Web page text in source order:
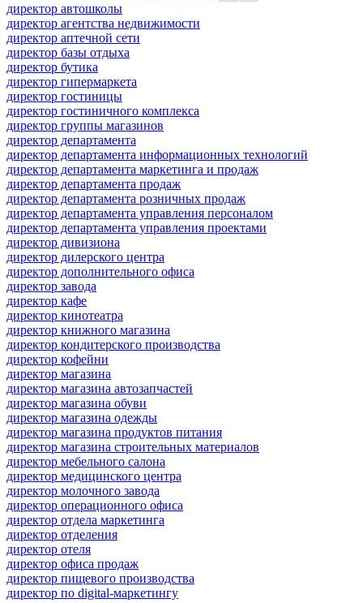
директор автошколы
директор агентства недвижимости
директор аптечной сети
директор базы отдыха
директор бутика
директор гипермаркета
директор гостиницы
директор гостиничного комплекса
директор группы магазинов
директор департамента
директор департамента информационных технологий
директор департамента маркетинга и продаж
директор департамента продаж
директор департамента розничных продаж
директор департамента управления персоналом
директор департамента управления проектами
директор дивизиона
директор дилерского центра
директор дополнительного офиса
директор завода
директор кафе
директор кинотеатра
директор книжного магазина
директор кондитерского производства
директор кофейни
директор магазина
директор магазина автозапчастей
директор магазина обуви
директор магазина одежды
директор магазина продуктов питания
директор магазина строительных материалов
директор мебельного салона
директор медицинского центра
директор молочного завода
директор операционного офиса
директор отдела маркетинга
директор отделения
директор отеля
директор офиса продаж
директор пищевого производства
директор по digital-маркетингу